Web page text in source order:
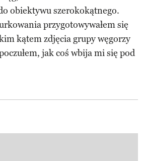
obiektywu szerokokątnego.
przygotowywałem się
kątem zdjęcia grupy węgorzy
jak coś wbija mi się pod